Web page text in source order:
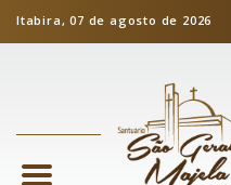
Itabira, 07 de agosto de 2026